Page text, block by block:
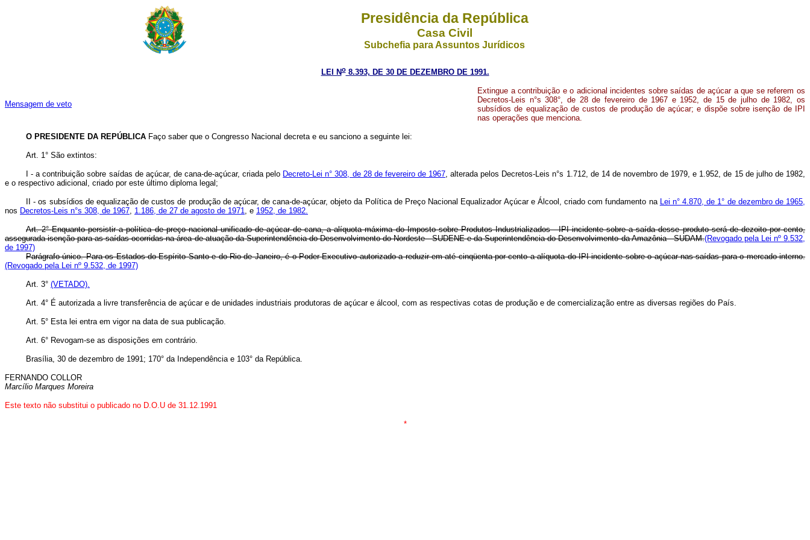
Presidência da República
Casa Civil
Subchefia para Assuntos Jurídicos
LEI No8.393, DE 30 DE DEZEMBRO DE 1991.
Mensagem de veto
Extingue a contribuição e o adicional incidentes sobre saídas de açúcar a que se referem os
Decretos-Leis n°s 308°, de 28 de fevereiro de 1967 e 1952, de 15 de julho de 1982, os
subsídios de equalização de custos de produção de açúcar; e dispõe sobre isenção de IPI
nas operações que menciona.
O PRESIDENTE DA REPÚBLICA Faço saber que o Congresso Nacional decreta e eu sanciono a seguinte lei:
Art. 1° São extintos:
I - a contribuição sobre saídas de açúcar, de cana-de-açúcar, criada pelo Decreto-Lei n° 308, de 28 de fevereiro de 1967, alterada pelos Decretos-Leis n°s 1.712, de 14 de novembro de 1979, e 1.952, de 15 de julho de 1982,
e o respectivo adicional, criado por este último diploma legal;
II - os subsídios de equalização de custos de produção de açúcar, de cana-de-açúcar, objeto da Política de Preço Nacional Equalizador Açúcar e Álcool, criado com fundamento na Lei n° 4.870, de 1° de dezembro de 1965,
nos Decretos-Leis n°s 308, de 1967, 1.186, de 27 de agosto de 1971, e 1952, de 1982.
Art. 2° Enquanto persistir a política de preço nacional unificado de açúcar de cana, a alíquota máxima do Imposto sobre Produtos Industrializados - IPI incidente sobre a saída desse produto será de dezoito por cento,
assegurada isenção para as saídas ocorridas na área de atuação da Superintendência do Desenvolvimento do Nordeste - SUDENE e da Superintendência do Desenvolvimento da Amazônia - SUDAM.(Revogado pela Lei nº 9.532,
de 1997)
Parágrafo único. Para os Estados do Espírito Santo e do Rio de Janeiro, é o Poder Executivo autorizado a reduzir em até cinqüenta por cento a alíquota do IPI incidente sobre o açúcar nas saídas para o mercado interno.
(Revogado pela Lei nº 9.532, de 1997)
Art. 3° (VETADO).
Art. 4° É autorizada a livre transferência de açúcar e de unidades industriais produtoras de açúcar e álcool, com as respectivas cotas de produção e de comercialização entre as diversas regiões do País.
Art. 5° Esta lei entra em vigor na data de sua publicação.
Art. 6° Revogam-se as disposições em contrário.
Brasília, 30 de dezembro de 1991; 170° da Independência e 103° da República.
FERNANDO COLLOR
Marcílio Marques Moreira
Este texto não substitui o publicado no D.O.U de 31.12.1991
*